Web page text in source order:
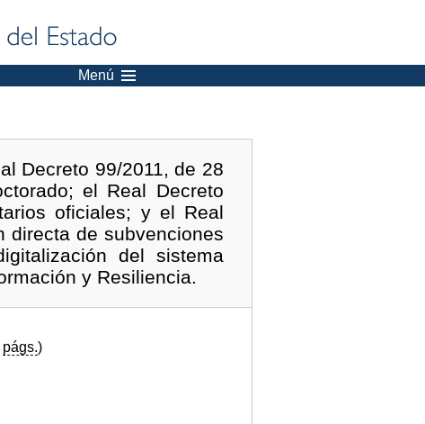
Menú
Decreto 99/2011, de 28
el Real Decreto
oficiales; y el Real
directa de subvenciones
del sistema
y Resiliencia.
págs.)